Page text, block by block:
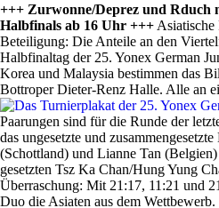
+++ Zurwonne/Deprez und Rduch
Halbfinals ab 16 Uhr +++ Asiatische
Beteiligung: Die Anteile an den
Halbfinaltag der 25. Yonex German
Korea und Malaysia bestimmen das
Bottroper Dieter-Renz Halle. Alle an
Paarungen sind für die Runde der
das ungesetzte und
(Schottland) und Lianne Tan
gesetzten Tsz Ka Chan/Hung Yung
Überraschung: Mit 21:17, 11:21 und
Duo die Asiaten aus dem